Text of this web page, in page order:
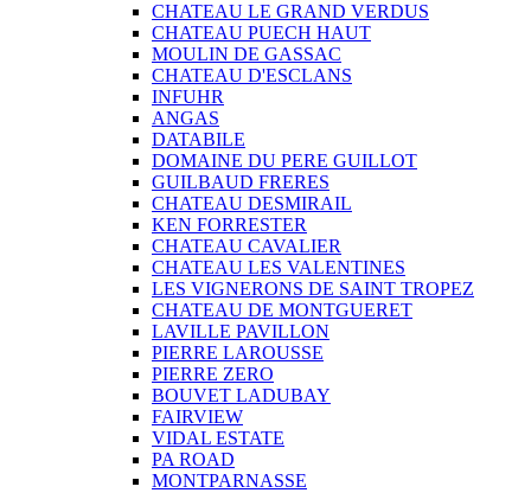
CHATEAU LE GRAND VERDUS
CHATEAU PUECH HAUT
MOULIN DE GASSAC
CHATEAU D'ESCLANS
INFUHR
ANGAS
DATABILE
DOMAINE DU PERE GUILLOT
GUILBAUD FRERES
CHATEAU DESMIRAIL
KEN FORRESTER
CHATEAU CAVALIER
CHATEAU LES VALENTINES
LES VIGNERONS DE SAINT TROPEZ
CHATEAU DE MONTGUERET
LAVILLE PAVILLON
PIERRE LAROUSSE
PIERRE ZERO
BOUVET LADUBAY
FAIRVIEW
VIDAL ESTATE
PA ROAD
MONTPARNASSE